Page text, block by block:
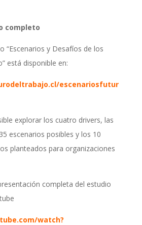
completo
“Escenarios y Desafíos de los
está disponible en:
escenariosfutur
explorar los cuatro drivers, las
escenarios posibles y los 10
planteados para organizaciones
completa del estudio
watch?